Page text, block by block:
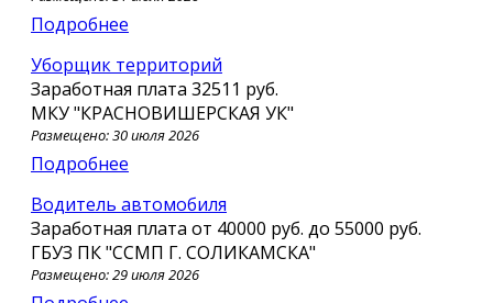
Подробнее
Уборщик территорий
Заработная плата 32511 руб.
МКУ "КРАСНОВИШЕРСКАЯ УК"
Размещено: 30 июля 2026
Подробнее
Водитель автомобиля
Заработная плата от 40000 руб. до 55000 руб.
ГБУЗ ПК "ССМП Г. СОЛИКАМСКА"
Размещено: 29 июля 2026